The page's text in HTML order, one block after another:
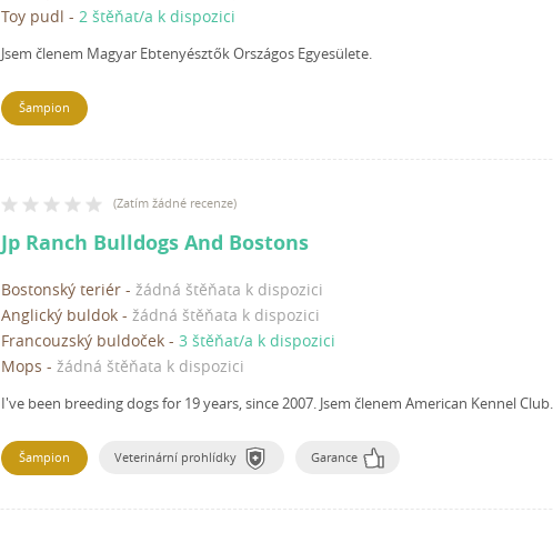
Toy pudl - 2 štěňat/a k dispozici
Jsem členem Magyar Ebtenyésztők Országos Egyesülete.
Šampion
(Zatím žádné recenze)
Jp Ranch Bulldogs And Bostons
Bostonský teriér - žádná štěňata k dispozici
Anglický buldok - žádná štěňata k dispozici
Francouzský buldoček - 3 štěňat/a k dispozici
Mops - žádná štěňata k dispozici
I've been breeding dogs for 19 years, since 2007. Jsem členem American Kennel Club.
Šampion Veterinární prohlídky Garance